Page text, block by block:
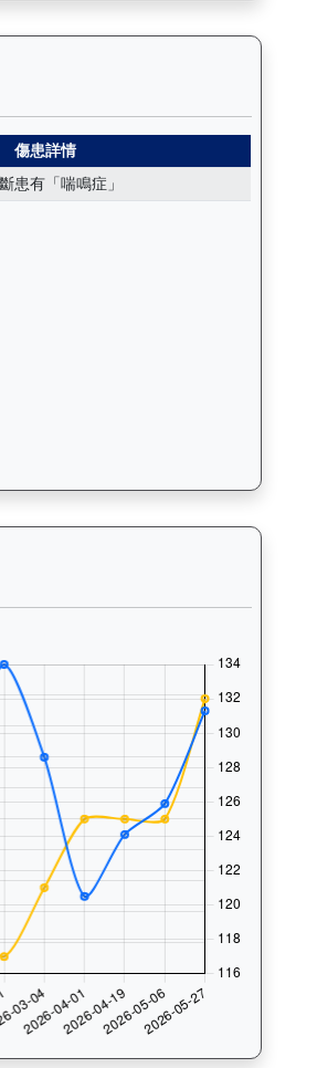
次、場地、路程、騎師
紀錄：查看馬匹完整的獸醫
傷患詳情
患有「喘鳴症」
跑）及試閘、正式出賽
）— 馬匹體重與負磅走勢圖